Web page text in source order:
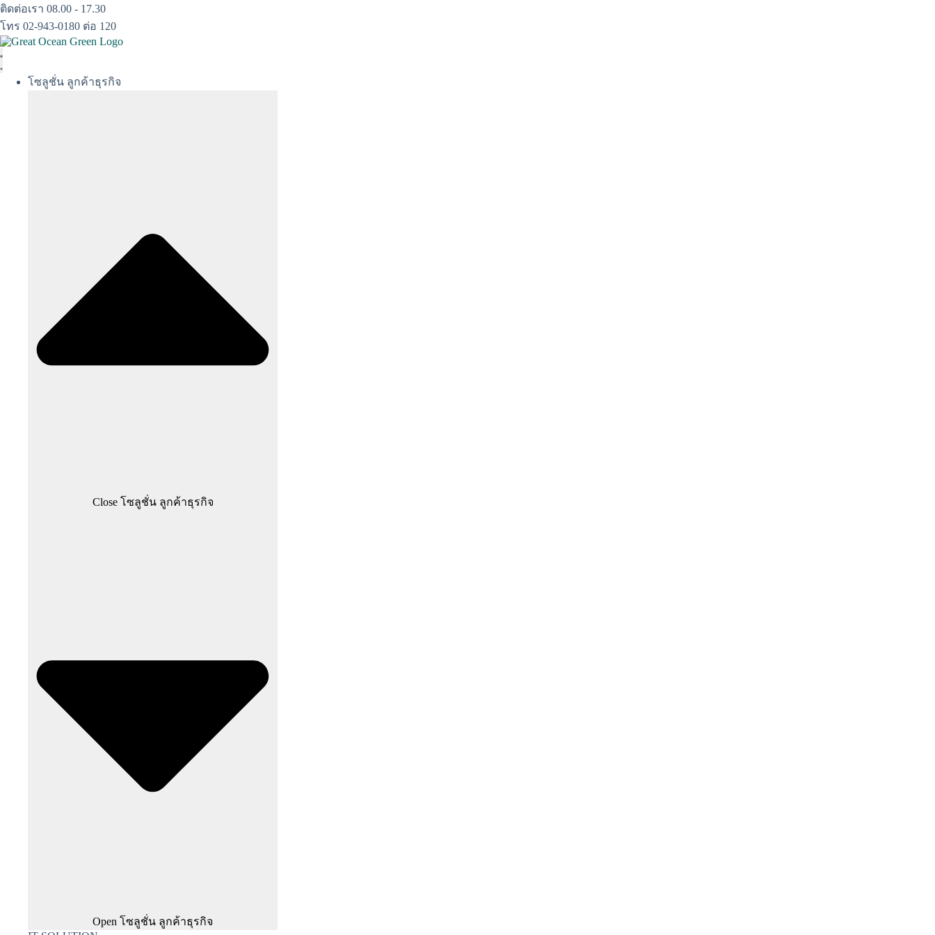
Skip
to
content
ติดต่อเรา 08.00 - 17.30
โทร 02-943-0180 ต่อ 120
โซลูชั่น ลูกค้าธุรกิจ
Close โซลูชั่น ลูกค้าธุรกิจ
Open โซลูชั่น ลูกค้าธุรกิจ